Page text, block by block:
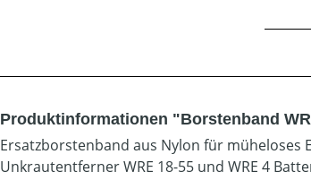
Produktinformationen "Borstenband
Ersatzborstenband aus Nylon für
Unkrautentferner WRE 18-55 und WRE 4